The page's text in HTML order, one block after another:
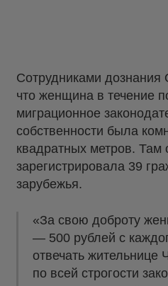
Сотрудниками
что женщина в течение
миграционное
собственности была
квадратных метров. Там
зарегистрировала 39
зарубежья.
«За свою доброту
— 500 рублей с
отвечать жительнице
по всей строгости